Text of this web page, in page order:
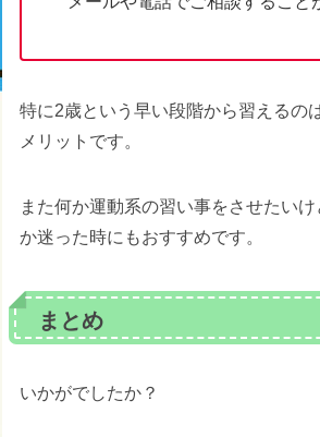
特に2歳という早い段階から習えるの
メリットです。
また何か運動系の習い事をさせたいけ
か迷った時にもおすすめです。
まとめ
いかがでしたか？